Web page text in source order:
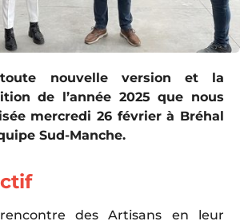
nouvelle version et la
de l’année 2025 que nous
mercredi 26 février à Bréhal
Sud-Manche.
des Artisans en leur